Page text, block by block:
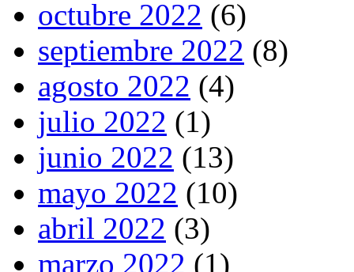
octubre 2022 (6)
septiembre 2022 (8)
agosto 2022 (4)
julio 2022 (1)
junio 2022 (13)
mayo 2022 (10)
abril 2022 (3)
marzo 2022 (1)